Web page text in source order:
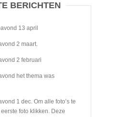
BERICHTEN
13 april
2 maart.
2 februari
het thema was
1 dec. Om alle foto’s te
foto klikken. Deze